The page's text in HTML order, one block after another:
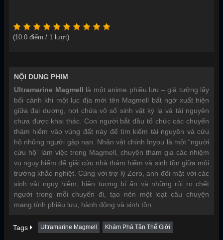
(10.0 điểm / 1 lượt)
NỘI DUNG PHIM
Ultramarine Magmell là một anime phiêu lưu – giả tưởng lấy
bối cảnh khi một lục địa mới tên Magmell bất ngờ xuất hiện
giữa đại dương, nơi chứa vô số sinh vật kỳ lạ và tài nguyên
chưa được khai thác. Con người bắt đầu tổ chức các chuyến
thám hiểm vào vùng đất này để tìm kiếm tài nguyên và cứu
hộ những người gặp nạn. Nhân vật chính Inyou là một “người
cứu hộ” làm việc trong Magmell, chuyên tham gia các nhiệm
vụ nguy hiểm để giải cứu nhà thám hiểm và sinh tồn giữa môi
trường khắc nghiệt. Cùng với trợ lý Zero, anh đối mặt với các
sinh vật nguy hiểm, hiện tượng bí ẩn và những rủi ro chết
người trong mỗi chuyến đi, tạo nên một loạt câu chuyện
mang tính phiêu lưu, hành động và sinh tồn.
Tags Ultramarine Magmell Khám Phá Tân Thế Giới